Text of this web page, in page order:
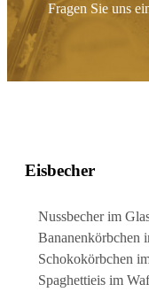
Fragen Sie uns
Eisbecher
Nussbecherim
Bananenkörbchen
Schokokörbchen
Spaghettieis im